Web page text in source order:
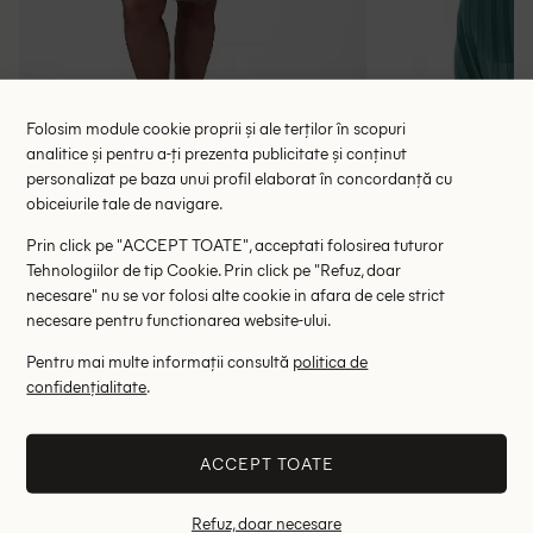
Rochie scurta Kaffe Curve, verde
118.00 lei
RRP: 369.00 lei
50
Rochie
Altii au fost interesati de
Folosim module cookie proprii și ale terților în scopuri
analitice și pentru a-ți prezenta publicitate și conținut
personalizat pe baza unui profil elaborat în concordanță cu
obiceiurile tale de navigare.
Prin click pe "ACCEPT TOATE", acceptati folosirea tuturor
Tehnologiilor de tip Cookie. Prin click pe "Refuz, doar
necesare" nu se vor folosi alte cookie in afara de cele strict
necesare pentru functionarea website-ului.
Pentru mai multe informații consultă politica de
confidențialitate.
ACCEPT TOATE
Refuz, doar necesare